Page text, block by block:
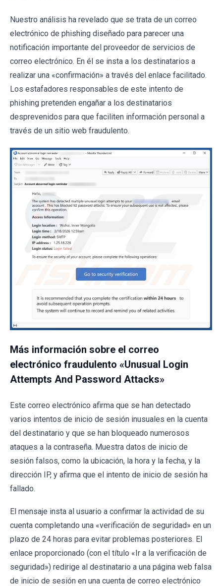
Nuestro análisis ha revelado que se trata de un correo
electrónico de phishing diseñado para parecer una
notificación importante del proveedor de servicios de
correo electrónico. En él se insta a los destinatarios a
realizar una «confirmación» a través del enlace facilitado.
Los estafadores responsables de este intento de
phishing pretenden engañar a los destinatarios
desprevenidos para que faciliten información personal a
través de un sitio web fraudulento.
Más información sobre el correo
electrónico fraudulento «Unusual Login
Attempts And Password Attacks»
Este correo electrónico afirma que se han detectado
varios intentos de inicio de sesión inusuales en la cuenta
del destinatario y que se han bloqueado numerosos
ataques a la contraseña. Muestra datos de inicio de
sesión falsos, como la ubicación, la hora y la fecha, y la
dirección IP, y afirma que el intento de inicio de sesión ha
fallado.
El mensaje insta al usuario a confirmar la actividad de su
cuenta completando una «verificación de seguridad» en un
plazo de 24 horas para evitar problemas posteriores. El
enlace proporcionado (con el título «Ir a la verificación de
seguridad») redirige al destinatario a una página web falsa
de inicio de sesión en una cuenta de correo electrónico